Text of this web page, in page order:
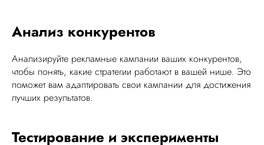
Анализ конкурентов
Анализируйте рекламные кампании ваших конкурентов,
чтобы понять, какие стратегии работают в вашей нише. Это
поможет вам адаптировать свои кампании для достижения
лучших результатов.
Тестирование и эксперименты